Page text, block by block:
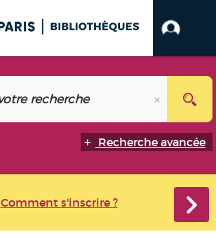
Recherche avancée
Comment s'inscrire ?